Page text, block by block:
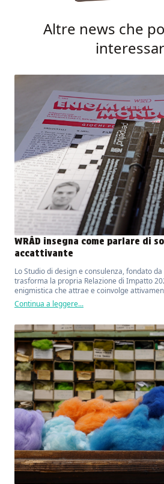
Altre news che
WRÅD insegna come parlare di
accattivante
Lo Studio di design e consulenza, fondato
trasforma la propria Relazione di Impatto
enigmistica che attrae e coinvolge
sostenibilità ambientale.
Continua a leggere...